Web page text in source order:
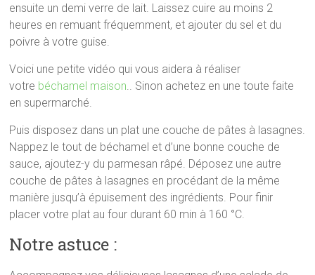
ensuite un demi verre de lait. Laissez cuire au moins 2
heures en remuant fréquemment, et ajouter du sel et du
poivre à votre guise.
Voici une petite vidéo qui vous aidera à réaliser
votre béchamel maison .. Sinon achetez en une toute faite
en supermarché.
Puis disposez dans un plat une couche de pâtes à lasagnes.
Nappez le tout de béchamel et d’une bonne couche de
sauce, ajoutez-y du parmesan râpé. Déposez une autre
couche de pâtes à lasagnes en procédant de la même
manière jusqu’à épuisement des ingrédients. Pour finir
placer votre plat au four durant 60 min à 160 °C.
Notre astuce :